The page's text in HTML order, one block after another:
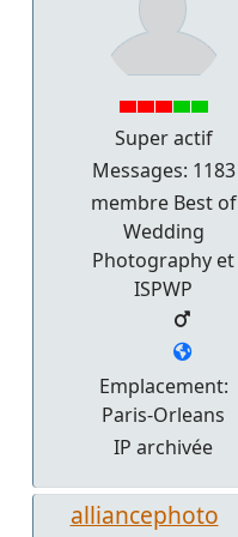
Super actif
Messages: 1183
membre Best of
Wedding
Photography et
ISPWP
Emplacement:
Paris-Orleans
IP archivée
alliancephoto